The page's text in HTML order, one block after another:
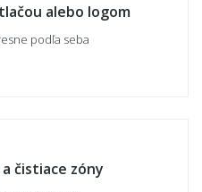
dážď a sneh?
alebo logom
podľa seba
čistiace zóny